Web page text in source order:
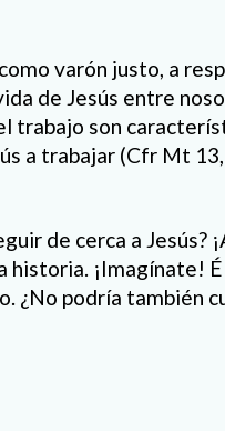
varón justo, a
de Jesús entre
trabajo son
a trabajar (Cfr Mt
de cerca a Jesús?
historia. ¡Imagínate!
¿No podría también